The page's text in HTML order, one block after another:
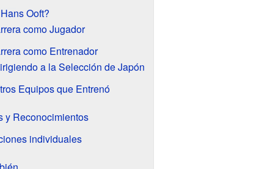
Ooft?
como Jugador
como Entrenador
a la Selección de Japón
Equipos que Entrenó
y Reconocimientos
individuales